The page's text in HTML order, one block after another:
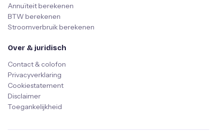
Annuïteit berekenen
BTW berekenen
Stroomverbruik berekenen
Over & juridisch
Contact & colofon
Privacyverklaring
Cookiestatement
Disclaimer
Toegankelijkheid